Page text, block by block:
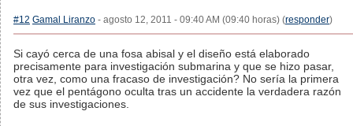
#12 Gamal Liranzo - agosto 12, 2011 - 09:40 AM (09:40 horas) (responder)
Si cayó cerca de una fosa abisal y el diseño está elaborado
precisamente para investigación submarina y que se hizo pasar,
otra vez, como una fracaso de investigación? No sería la primera
vez que el pentágono oculta tras un accidente la verdadera razón
de sus investigaciones.